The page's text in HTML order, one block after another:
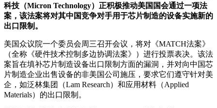
科技（Micron Technology）正积极推动美国国会通过一项法
案，该法案将对其中国竞争对手用于芯片制造的设备实施新的
出口限制。
美国众议院一个委员会周三召开会议，将对《MATCH法案》
（全称《硬件技术控制多边协调法案》）进行投票表决。该法
案旨在填补芯片制造设备出口限制方面的漏洞，并对向中国芯
片制造企业出售设备的非美国公司施压，要求它们遵守针对美
企，如泛林集团（Lam Research）和应用材料（Applied
Materials）的出口限制。